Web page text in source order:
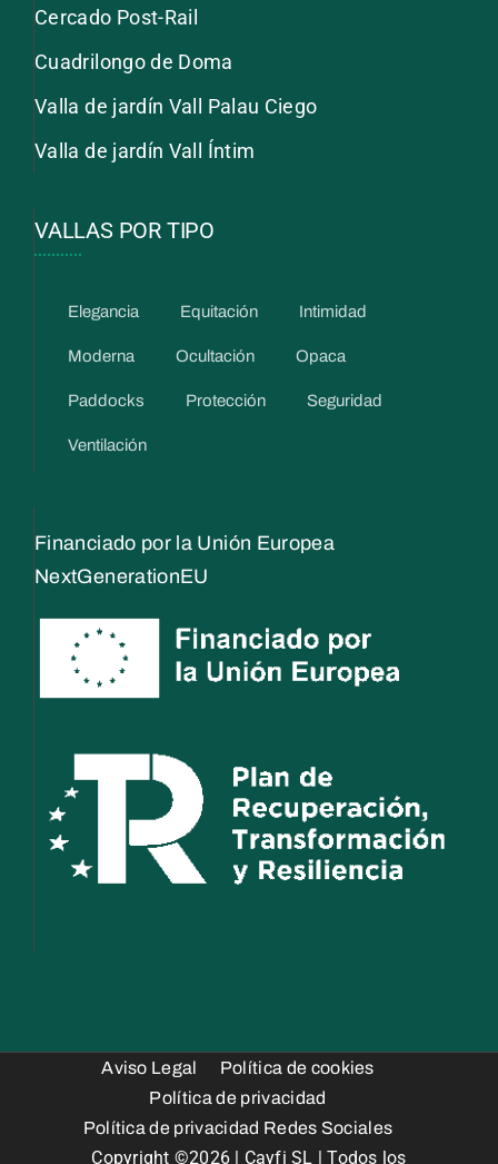
Cercado Post-Rail
Cuadrilongo de Doma
Valla de jardín Vall Palau Ciego
Valla de jardín Vall Íntim
VALLAS POR TIPO
Elegancia Equitación Intimidad
Moderna Ocultación Opaca
Paddocks Protección Seguridad
Ventilación
Financiado por la Unión Europea
NextGenerationEU
Aviso Legal
Política de cookies
Política de privacidad
Política de privacidad Redes Sociales
Copyright ©2026 | Cayfi SL | Todos los